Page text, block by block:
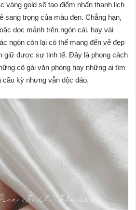
vàng gold sẽ tạo điểm nhấn thanh lịch
sang trọng của màu đen. Chẳng hạn,
dọc mảnh trên ngón cái, hay vài
ngón còn lại có thể mang đến vẻ đẹp
giữ được sự tinh tế. Đây là phong cách
cô gái văn phòng hay những ai tìm
cầu kỳ nhưng vẫn độc đáo.